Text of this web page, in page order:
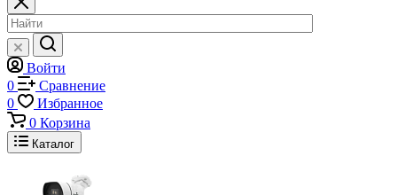
Войти
0
Сравнение
0
Избранное
0 Корзина
Каталог